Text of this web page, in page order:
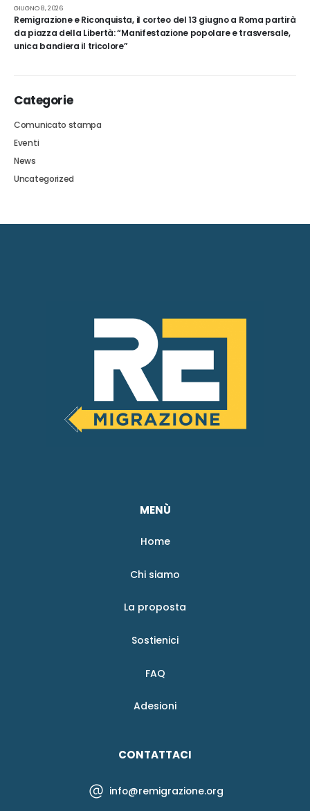
Remigrazione e Riconquista, il corteo del 13 giugno a Roma partirà
da piazza della Libertà: “Manifestazione popolare e trasversale,
unica bandiera il tricolore”
GIUGNO 8, 2026
Categorie
Comunicato stampa
Eventi
News
Uncategorized
MENÙ
Home
Chi siamo
La proposta
Sostienici
FAQ
Adesioni
CONTATTACI
info@remigrazione.org